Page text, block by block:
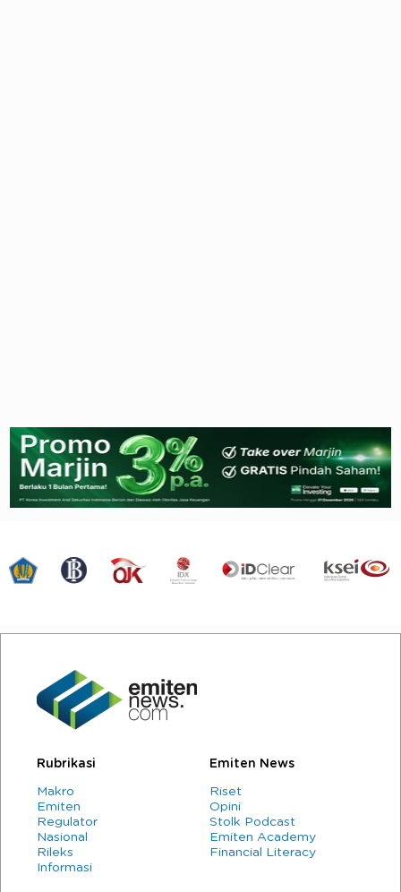
Rubrikasi
Makro
Emiten
Regulator
Nasional
Rileks
Informasi
Emiten News
Riset
Opini
Stolk Podcast
Emiten Academy
Financial Literacy